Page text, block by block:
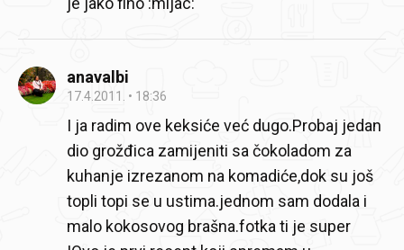
anavalbi
17.4.2011. 18:36
I ja radim ove keksiće već dugo.Probaj jedan
dio grožđica zamijeniti sa čokoladom za
kuhanje izrezanom na komadiće,dok su još
topli topi se u ustima.jednom sam dodala i
malo kokosovog brašna.fotka ti je super